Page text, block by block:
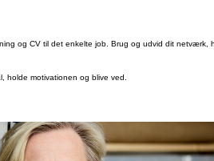
og CV til det enkelte job. Brug og udvid dit
holde motivationen og blive ved.